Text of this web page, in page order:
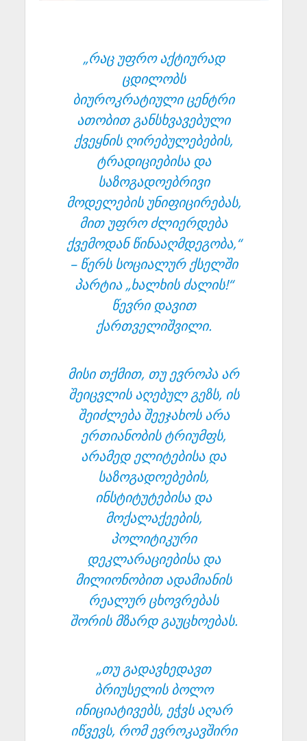
„რაც უფრო აქტიურად
ცდილობს
ბიუროკრატიული ცენტრი
ათობით განსხვავებული
ქვეყნის ღირებულებების,
ტრადიციებისა და
საზოგადოებრივი
მოდელების უნიფიცირებას,
მით უფრო ძლიერდება
ქვემოდან წინააღმდეგობა,“
– წერს სოციალურ ქსელში
პარტია „ხალხის ძალის!“
წევრი დავით
ქართველიშვილი.
მისი თქმით, თუ ევროპა არ
შეიცვლის აღებულ გეზს, ის
შეიძლება შეეჯახოს არა
ერთიანობის ტრიუმფს,
არამედ ელიტებისა და
საზოგადოებების,
ინსტიტუტებისა და
მოქალაქეების,
პოლიტიკური
დეკლარაციებისა და
მილიონობით ადამიანის
რეალურ ცხოვრებას
შორის მზარდ გაუცხოებას.
„თუ გადავხედავთ
ბრიუსელის ბოლო
ინიციატივებს, ეჭვს აღარ
იწვევს, რომ ევროკავშირი